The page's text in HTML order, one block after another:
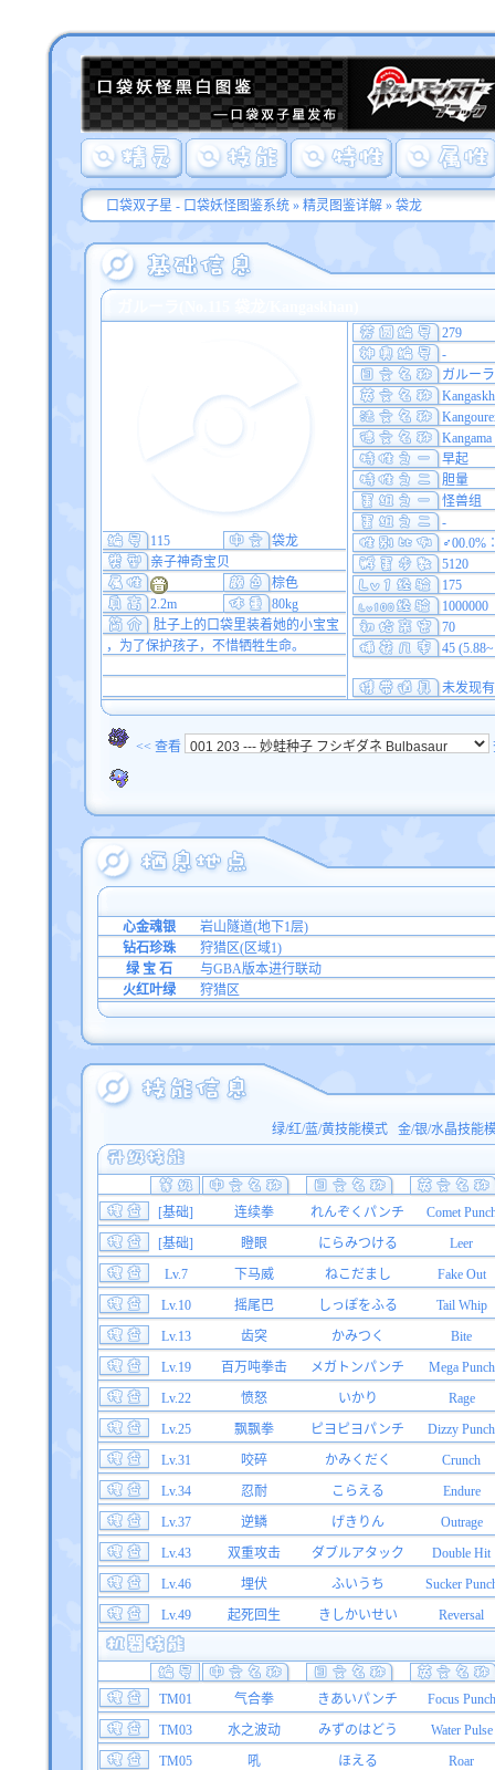
口袋双子星 - 口袋妖怪图鉴系统» 精灵图鉴详解» 袋龙
279
-
ガルーラ
Kangama
早起
胆量
怪兽组
-
5120
175
1000000
70
45
未发现
115
袋龙
亲子神奇宝贝
棕色
2.2m
80kg
肚子上的口袋里装着她的小宝宝
，为了保护孩子，不惜牺牲生命。
<< 查看
心金魂银
岩山隧道(地下1层)
钻石珍珠
狩猎区(区域1)
绿 宝 石
与GBA版本进行联动
火红叶绿
狩猎区
绿/红/蓝/黄技能模式 金/银/水晶技能
[基础] 连续拳 れんぞくパンチ
Comet
[基础]
瞪眼 にらみつける
Leer
Lv.7
下马威 ねこだまし
Fake Out
Lv.10
摇尾巴 しっぽをふる
Tail Whip
Lv.13
齿突 かみつく
Bite
Lv.19
百万吨拳击 メガトンパンチ
Mega Punch
Lv.22
愤怒 いかり
Rage
Lv.25
飘飘拳 ピヨピヨパンチ
Dizzy Punch
Lv.31
咬碎 かみくだく
Crunch
Lv.34
忍耐 こらえる
Endure
Lv.37
逆鳞 げきりん
Outrage
Lv.43
双重攻击 ダブルアタック
Double Hit
Lv.46
埋伏 ふいうち
Sucker
Lv.49
起死回生 きしかいせい Reversal
TM01 气合拳 きあいパンチ
Focus Punch
TM03
水之波动 みずのはどう
Water Pulse
TM05
吼 ほえる
Roar